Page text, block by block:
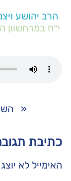
הרב יהושע
י״ח במרחשוון
«
כתיבת
האימייל לא